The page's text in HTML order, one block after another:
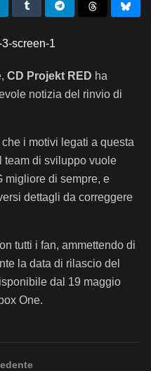
CD Projekt RED ha
notizia del rinvio di
i motivi legati a questa
team di sviluppo vuole
migliore di sempre, e
dettagli da correggere
tutti i fan, ammettendo di
la data di rilascio del
dal 19 maggio
One.